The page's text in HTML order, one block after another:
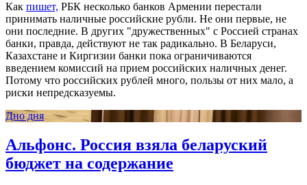
Как пишет, РБК несколько банков Армении перестали
принимать наличные российские рубли. Не они первые, не
они последние. В других "дружественных" с Россией странах
банки, правда, действуют не так радикально. В Беларуси,
Казахстане и Киргизии банки пока ограничиваются
введением комиссий на прием российских наличных денег.
Потому что российских рублей много, пользы от них мало, а
риски непредсказуемы.
Дно дня
Альфонс. Россия взяла беларуский
бюджет на содержание